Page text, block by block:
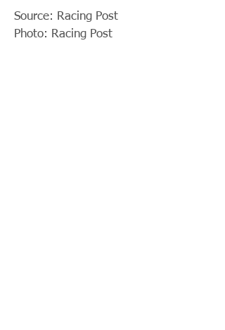
Source: Racing Post
Photo: Racing Post